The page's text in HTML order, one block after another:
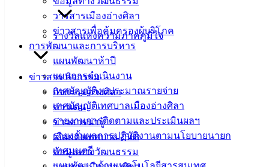
วารสารเมืองอ่างศิลา
ข่าวสารเพื่อคุ้มครองผู้บริโภค
การพัฒนาและการบริหาร
แผนพัฒนาห้าปี
แผนการดำเนินงาน
เทศบัญญัติงบประมาณรายจ่าย
เทศบัญญัติเทศบาลเมืองอ่างศิลา
รายงานการติดตามและประเมินผลฯ
รายงานผลการปฏิบัติงานตามนโยบายนายก
เทศมนตรี
รางวัลแห่งความภาคภูมิใจ
ข่าวสาร กิจกรรม
กิจกรรมอ่างศิลา
ข่าวเด่น
ข่าวสารน่ารู้
เลือกตั้งเทศบาล 2568
ข้อมูลทางวัฒนธรรม
ต่อมาเมื่อวันที่ 19 กุมภาพันธ์ 2568 กองทุนสวัสดิการฯ จึงได้นำ
เครื่องผลิตออกซิเจนที่ได้รับบริจาคมา นำมาตรวจสอบระบบการ
ใช้งานให้เป็นปกติก่อนนำมามอบให้ผู้ป่วยไว้ใช้งานทดแทน
เครื่องเดิมที่ชำรุดเพื่อช่วยบรรเทาความเดือดร้อน และเป็นการ
ส่งต่อแบ่งปันน้ำใจจากประชาชนถึงมือผู้ป่วยที่ต้องการความ
ช่วยเหลือโดยตรง
: งานบริการและเผยแพร่วิชาการ กองยุทธศาสตร์และงบ
ประมาณ เทศบาลเมืองอ่างศิลา